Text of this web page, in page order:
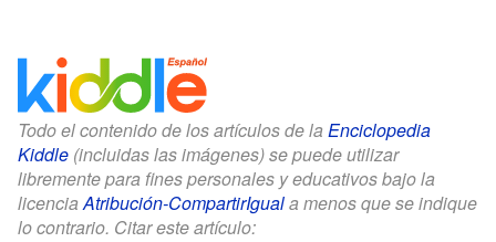
Todo el contenido de los artículos de la Enciclopedia
Kiddle (incluidas las imágenes) se puede utilizar
libremente para fines personales y educativos bajo la
licenciaAtribución-CompartirIguala menos que se indique
lo contrario. Citar este artículo: